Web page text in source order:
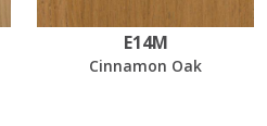
E14M
Cinnamon Oak